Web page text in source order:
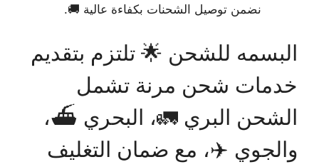
نضمن توصيل الشحنات بكفاءة عالية 🚚.
البسمه للشحن 🌟 تلتزم بتقديم
خدمات شحن مرنة تشمل
الشحن البري 🚛، البحري ⛴️،
والجوي ✈️، مع ضمان التغليف